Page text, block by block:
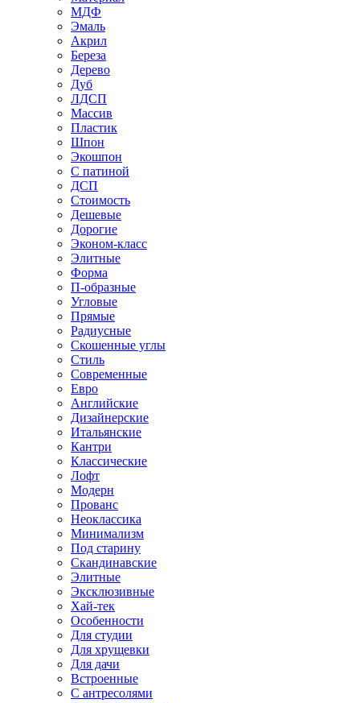
МДФ
Эмаль
Акрил
Береза
Дерево
Дуб
ЛДСП
Массив
Пластик
Шпон
Экошпон
С патиной
ДСП
Стоимость
Дешевые
Дорогие
Эконом-класс
Элитные
Форма
П-образные
Угловые
Прямые
Радиусные
Скошенные углы
Стиль
Современные
Евро
Английские
Дизайнерские
Итальянские
Кантри
Классические
Лофт
Модерн
Прованс
Неоклассика
Минимализм
Под старину
Скандинавские
Элитные
Эксклюзивные
Хай-тек
Особенности
Для студии
Для хрущевки
Для дачи
Встроенные
С антресолями